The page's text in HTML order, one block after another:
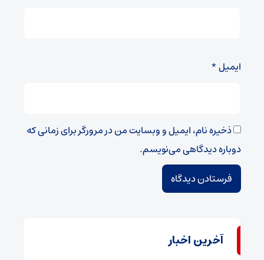
ایمیل*
ذخیره نام، ایمیل و وبسایت من در مرورگر برای زمانی که
دوباره دیدگاهی می‌نویسم.
آخرین اخبار